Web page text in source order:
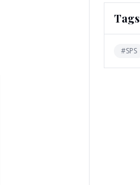
Tags
#SPS